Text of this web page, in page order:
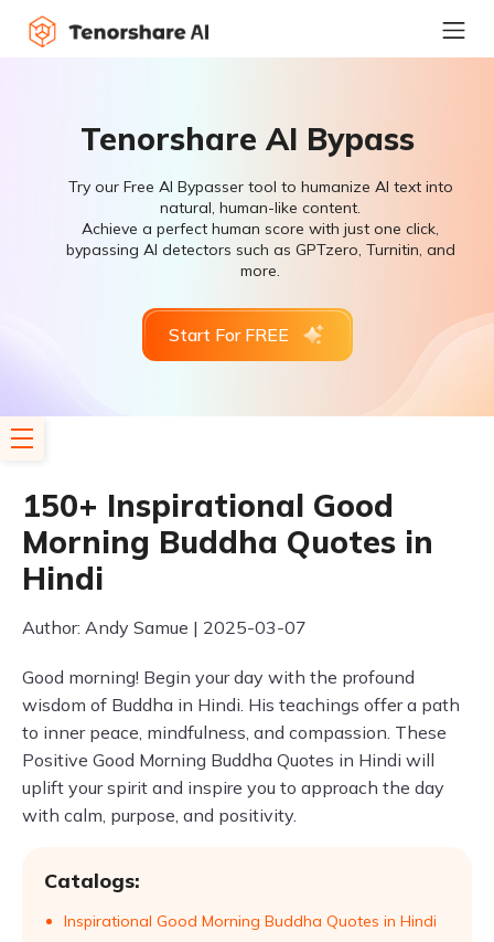
Tenorshare AI Bypass
Try our Free AI Bypasser tool to humanize AI text into
natural, human-like content.
Achieve a perfect human score with just one click,
bypassing AI detectors such as GPTzero, Turnitin, and
more.
Start For FREE
150+ Inspirational Good
Morning Buddha Quotes in
Hindi
Author: Andy Samue | 2025-03-07
Good morning! Begin your day with the profound
wisdom of Buddha in Hindi. His teachings offer a path
to inner peace, mindfulness, and compassion. These
Positive Good Morning Buddha Quotes in Hindi will
uplift your spirit and inspire you to approach the day
with calm, purpose, and positivity.
Catalogs:
Inspirational Good Morning Buddha Quotes in Hindi